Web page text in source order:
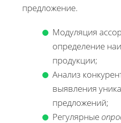
предложение.
Модуляция
определение
продукции;
Анализ
выявления
предложений;
Регулярные